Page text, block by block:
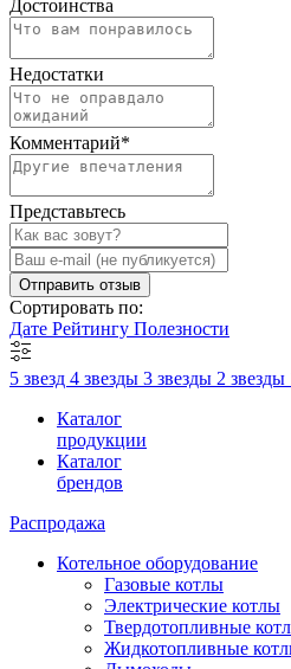
Достоинства
Недостатки
Комментарий*
Представьтесь
Отправить отзыв
Сортировать по:
Дате Рейтингу Полезности
5 звезд 4 звезды 3 звезды 2 звезды
Каталог
продукции
Каталог
брендов
Распродажа
Котельное оборудование
Газовые котлы
Электрические котлы
Твердотопливные
Жидкотопливные